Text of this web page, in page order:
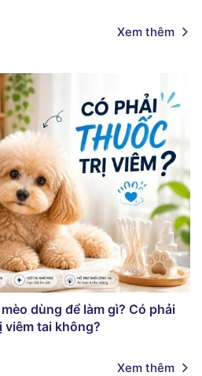
Xem thêm
dùng để làm gì? Có phải
viêm tai không?
Xem thêm